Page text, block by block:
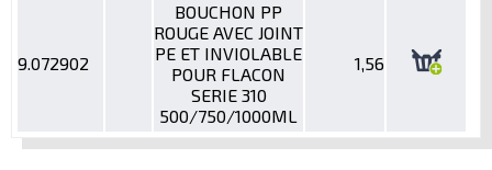
9.072902
BOUCHON PP
ROUGE AVEC JOINT
PE ET INVIOLABLE
POUR FLACON
SERIE 310
500/750/1000ML
1,56